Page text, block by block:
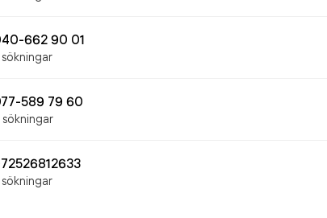
662 90 01
sökningar
589 79 60
sökningar
sökningar